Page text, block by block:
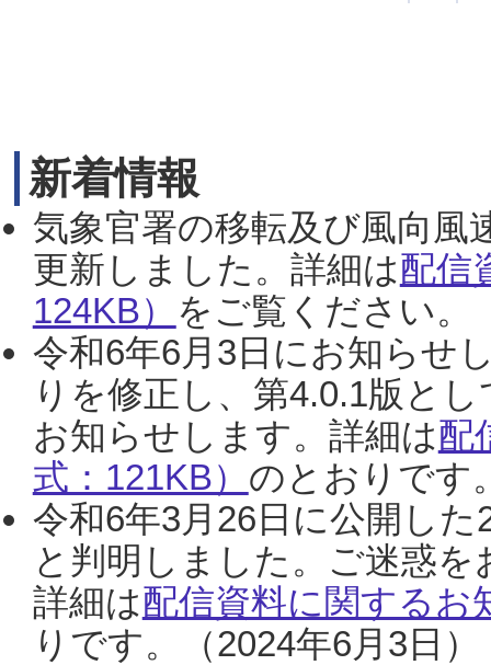
新着情報
気象官署の移転及び風向風
更新しました。詳細は配信
124KB） をご覧ください。
令和6年6月3日にお知らせ
りを修正し、第4.0.1版と
お知らせします。詳細は配
式：121KB） のとおりです
令和6年3月26日に公開し
と判明しました。ご迷惑
詳細は配信資料に関するお
りです。（2024年6月3日）